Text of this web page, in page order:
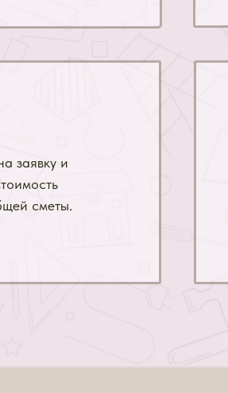
заявку и
сметы.